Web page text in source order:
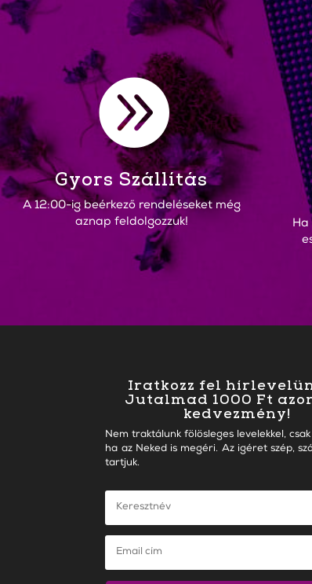

Gyors Szállítás
A 12:00-ig beérkező rendeléseket még
aznap feldolgozzuk!
Iratkozz fel
Jutalmad 1000 Ft
kedvezmény!
Nem traktálunk fölösleges levelekkel,
ha az Neked is megéri. Az igéret szép,
tartjuk.